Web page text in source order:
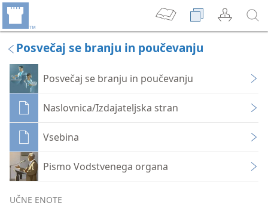
Posvečaj se branju in poučevanju
Posvečaj se branju in poučevanju
Naslovnica/Izdajateljska stran
Vsebina
Pismo Vodstvenega organa
UČNE ENOTE